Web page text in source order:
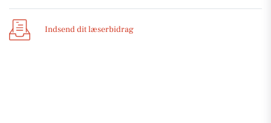
Indsend dit læserbidrag